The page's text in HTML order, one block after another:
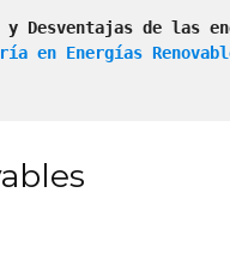
Desventajas de las
en Energías